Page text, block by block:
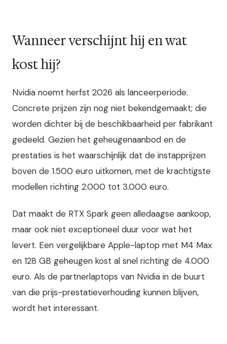
Wanneer verschijnt hij en wat
kost hij?
Nvidia noemt herfst 2026 als lanceerperiode.
Concrete prijzen zijn nog niet bekendgemaakt; die
worden dichter bij de beschikbaarheid per fabrikant
gedeeld. Gezien het geheugenaanbod en de
prestaties is het waarschijnlijk dat de instapprijzen
boven de 1.500 euro uitkomen, met de krachtigste
modellen richting 2.000 tot 3.000 euro.
Dat maakt de RTX Spark geen alledaagse aankoop,
maar ook niet exceptioneel duur voor wat het
levert. Een vergelijkbare Apple-laptop met M4 Max
en 128 GB geheugen kost al snel richting de 4.000
euro. Als de partnerlaptops van Nvidia in de buurt
van die prijs-prestatieverhouding kunnen blijven,
wordt het interessant.